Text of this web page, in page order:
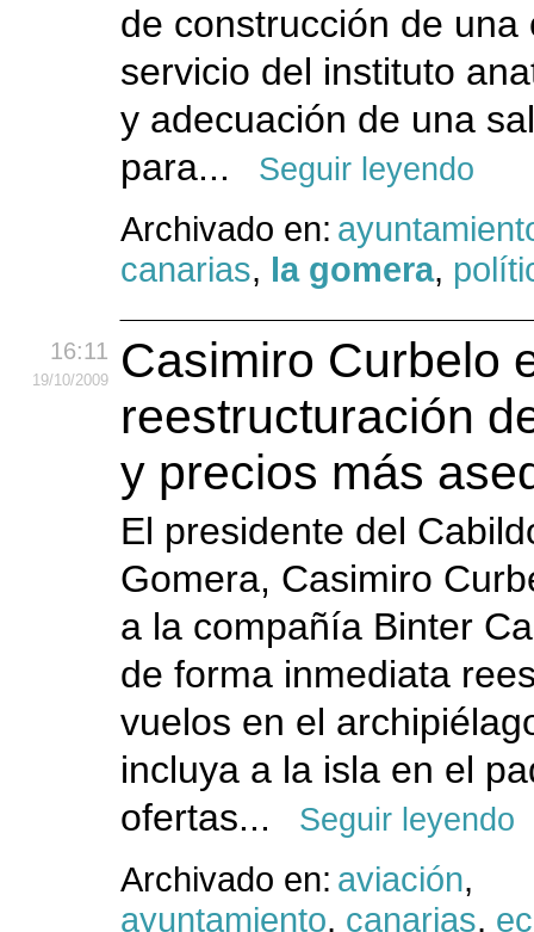
de construcción de una
servicio del instituto
y adecuación de una
para...
Seguir leyendo
Archivado en:
canarias, la gomera,
16:11
19/10/2009
Casimiro Curbelo
reestructuración
y precios más
El presidente del
Gomera, Casimiro
a la compañía Binter
de forma inmediata
vuelos en el
incluya a la isla en el
ofertas...
Seguir leyendo
Archivado en: aviación,
ayuntamiento, canarias,